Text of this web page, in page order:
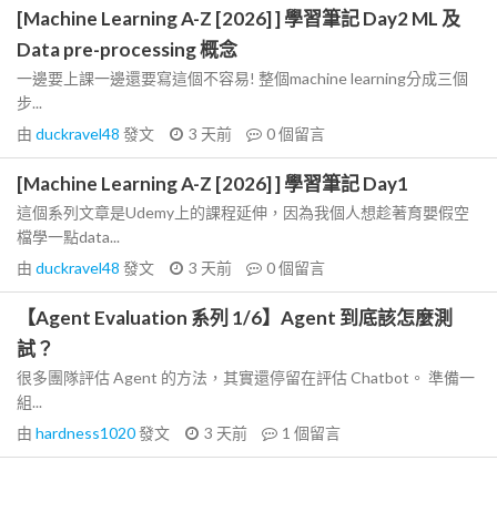
[Machine Learning A-Z [2026] ] 學習筆記 Day2 ML 及
Data pre-processing 概念
一邊要上課一邊還要寫這個不容易! 整個machine learning分成三個
步...
由 duckravel48 發文 3 天前 0個留言
[Machine Learning A-Z [2026] ] 學習筆記 Day1
這個系列文章是Udemy上的課程延伸，因為我個人想趁著育嬰假空
檔學一點data...
由 duckravel48 發文 3 天前 0個留言
【Agent Evaluation 系列 1/6】Agent 到底該怎麼測
試？
很多團隊評估 Agent 的方法，其實還停留在評估 Chatbot。 準備一
組...
由 hardness1020發文 3 天前 1 個留言